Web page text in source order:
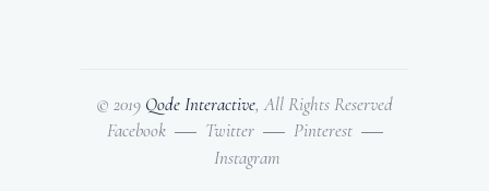
© 2019 Qode Interactive, All Rights Reserved
Facebook
Twitter
Pinterest
Instagram